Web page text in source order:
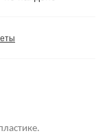
фильтр